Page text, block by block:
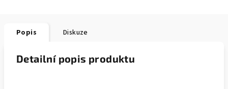
Popis Diskuze
Detailní popis produktu